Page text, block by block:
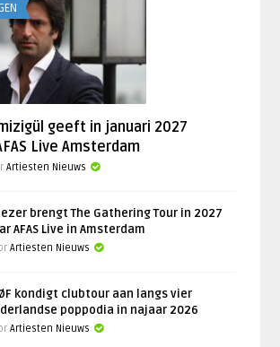
geeft in januari 2027
Live Amsterdam
Artiesten Nieuws
brengt The Gathering Tour in 2027
AFAS Live in Amsterdam
Artiesten Nieuws
kondigt clubtour aan langs vier
poppodia in najaar 2026
Artiesten Nieuws